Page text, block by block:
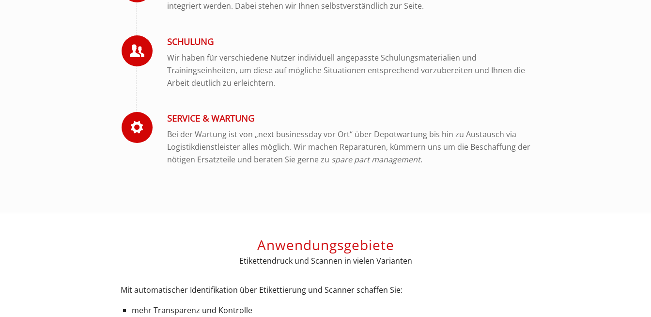
integriert werden. Dabei stehen wir Ihnen selbstverständlich zur Seite.
SCHULUNG
Wir haben für verschiedene Nutzer individuell angepasste Schulungsmaterialien und
Trainingseinheiten, um diese auf mögliche Situationen entsprechend vorzubereiten und Ihnen die
Arbeit deutlich zu erleichtern.
SERVICE & WARTUNG
Bei der Wartung ist von „next businessday vor Ort“ über Depotwartung bis hin zu Austausch via
Logistikdienstleister alles möglich. Wir machen Reparaturen, kümmern uns um die Beschaffung der
nötigen Ersatzteile und beraten Sie gerne zu spare part management.
Anwendungsgebiete
Etikettendruck und Scannen in vielen Varianten
Mit automatischer Identifikation über Etikettierung und Scanner schaffen Sie:
mehr Transparenz und Kontrolle